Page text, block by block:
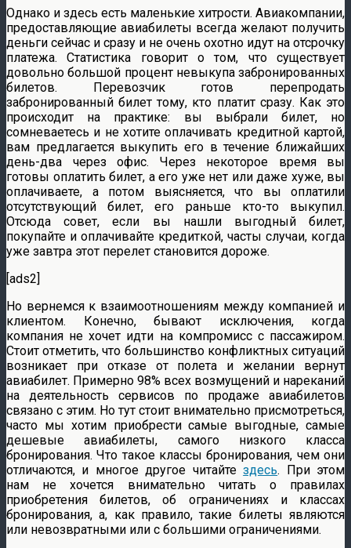
Однако и здесь есть маленькие хитрости. Авиакомпании,
предоставляющие авиабилеты всегда желают получить
деньги сейчас и сразу и не очень охотно идут на отсрочку
платежа. Статистика говорит о том, что существует
довольно большой процент невыкупа забронированных
билетов. Перевозчик готов перепродать
забронированный билет тому, кто платит сразу. Как это
происходит на практике: вы выбрали билет, но
сомневаетесь и не хотите оплачивать кредитной картой,
вам предлагается выкупить его в течение ближайших
день-два через офис. Через некоторое время вы
готовы оплатить билет, а его уже нет или даже хуже, вы
оплачиваете, а потом выясняется, что вы оплатили
отсутствующий билет, его раньше кто-то выкупил.
Отсюда совет, если вы нашли выгодный билет,
покупайте и оплачивайте кредиткой, часты случаи, когда
уже завтра этот перелет становится дороже.
[ads2]
Но вернемся к взаимоотношениям между компанией и
клиентом. Конечно, бывают исключения, когда
компания не хочет идти на компромисс с пассажиром.
Стоит отметить, что большинство конфликтных ситуаций
возникает при отказе от полета и желании вернут
авиабилет. Примерно 98% всех возмущений и нареканий
на деятельность сервисов по продаже авиабилетов
связано с этим. Но тут стоит внимательно присмотреться,
часто мы хотим приобрести самые выгодные, самые
дешевые авиабилеты, самого низкого класса
бронирования. Что такое классы бронирования, чем они
отличаются, и многое другое читайтездесь. При этом
нам не хочется внимательно читать о правилах
приобретения билетов, об ограничениях и классах
бронирования, а, как правило, такие билеты являются
или невозвратными или с большими ограничениями.